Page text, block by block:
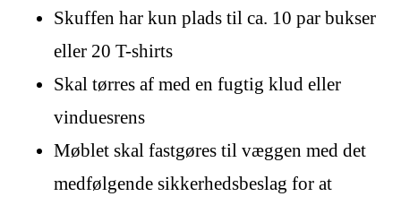
Skuffen har kun plads til ca. 10 par bukser
eller 20 T-shirts
Skal tørres af med en fugtig klud eller
vinduesrens
Møblet skal fastgøres til væggen med det
medfølgende sikkerhedsbeslag for at